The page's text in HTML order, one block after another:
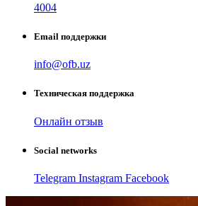
4004
Email поддержки
info@ofb.uz
Техническая поддержка
Онлайн отзыв
Social networks
Telegram Instagram Facebook